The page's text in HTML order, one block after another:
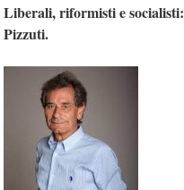
Liberali, riformisti e socialisti:
Pizzuti.